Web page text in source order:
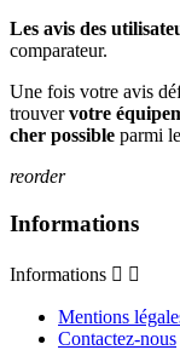
Les avis des
comparateur.
Une fois votre avis
trouvervotre
cher possible parmi
reorder
Informations
Informations  
Mentions
Contactez-nous